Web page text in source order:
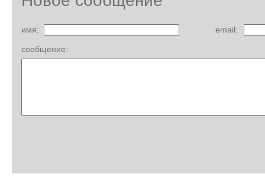
имя: email:
сообщение: